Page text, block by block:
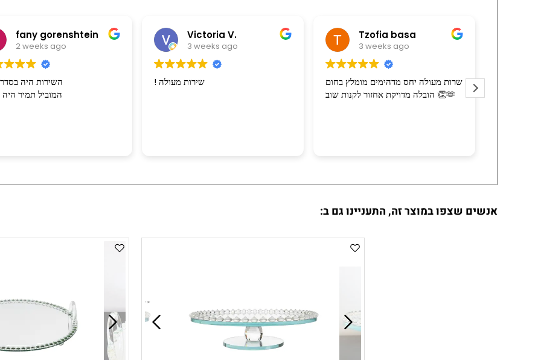
fany gorenshtein
2 weeks ago
השירות היה
המוביל תמיר היה מצוין
Victoria V.
3 weeks ago
! שירות מעולה
Tzofia basa
3 weeks ago
שרות מעולה יחס מדהימים מומלץ בחום
הובלה מדויקת אחזור לקנות שוב 👏🫶
אנשים שצפו במוצר זה, התעניינו גם ב: